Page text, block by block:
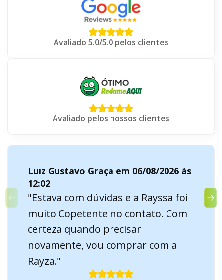
Avaliado 5.0/5.0 pelos clientes
Avaliado pelos nossos clientes
Luiz Gustavo Graça em 06/08/2026 às
12:02
"Estava com dúvidas e a Rayssa foi
muito Copetente no contato. Com
certeza quando precisar
novamente, vou comprar com a
Rayza."